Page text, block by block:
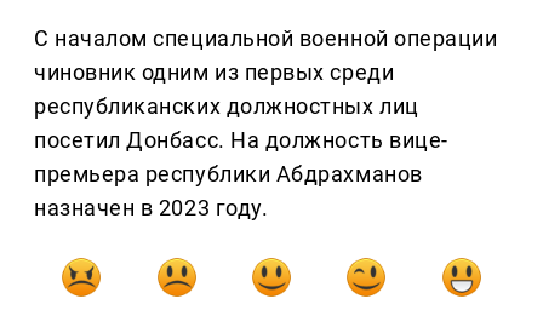
С началом специальной военной операции
чиновник одним из первых среди
республиканских должностных лиц
посетил Донбасс. На должность вице-
премьера республики Абдрахманов
назначен в 2023 году.